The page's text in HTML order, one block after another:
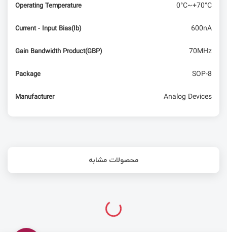
Operating Temperature 0°C~+70°C
Current - Input Bias(Ib) 600nA
Gain Bandwidth Product(GBP) 70MHz
Package SOP-8
Manufacturer Analog Devices
محصولات مشابه